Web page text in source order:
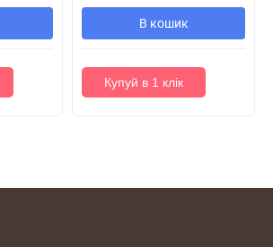
В кошик
Купуй в 1 клік